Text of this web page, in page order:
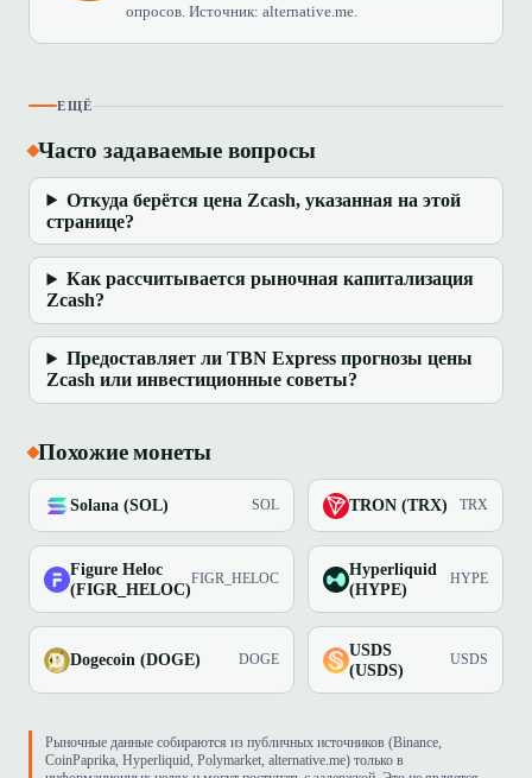
опросов. Источник: alternative.me.
ЕЩЁ
Часто задаваемые вопросы
Откуда берётся цена Zcash, указанная на этой
странице?
Как рассчитывается рыночная капитализация
Zcash?
Предоставляет ли TBN Express прогнозы цены
Zcash или инвестиционные советы?
Похожие монеты
Solana (SOL) SOL TRON (TRX) TRX
Figure Heloc
(FIGR_HELOC)
FIGR_HELOC
Hyperliquid
(HYPE)
HYPE
Dogecoin (DOGE) DOGE
USDS
(USDS)
USDS
Рыночные данные собираются из публичных источников (Binance,
CoinPaprika, Hyperliquid, Polymarket, alternative.me) только в